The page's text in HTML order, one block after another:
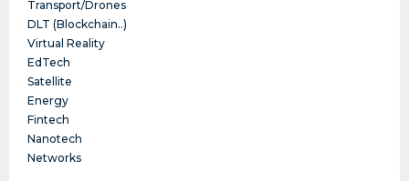
Transport/Drones
DLT (Blockchain..)
Virtual Reality
EdTech
Satellite
Energy
Fintech
Nanotech
Networks